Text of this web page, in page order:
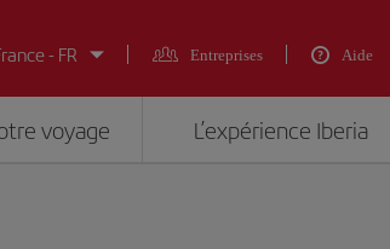
- FR
Entreprises Aide
voyage L’expérience Iberia